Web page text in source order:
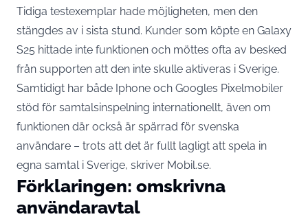
Tidiga testexemplar hade möjligheten, men den
stängdes av i sista stund. Kunder som köpte en Galaxy
S25 hittade inte funktionen och möttes ofta av besked
från supporten att den inte skulle aktiveras i Sverige.
Samtidigt har både Iphone och Googles Pixelmobiler
stöd för samtalsinspelning internationellt, även om
funktionen där också är spärrad för svenska
användare – trots att det är fullt lagligt att spela in
egna samtal i Sverige, skriver Mobil.se.
Förklaringen: omskrivna
användaravtal